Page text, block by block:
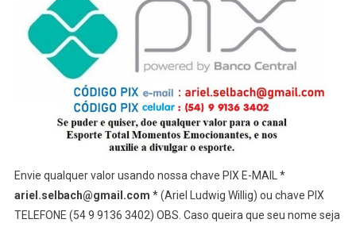
Envie qualquer valor usando nossa chave PIX E-MAIL *
ariel.selbach@gmail.com * (Ariel Ludwig Willig) ou chave PIX
TELEFONE (54 9 9136 3402) OBS. Caso queira que seu nome seja